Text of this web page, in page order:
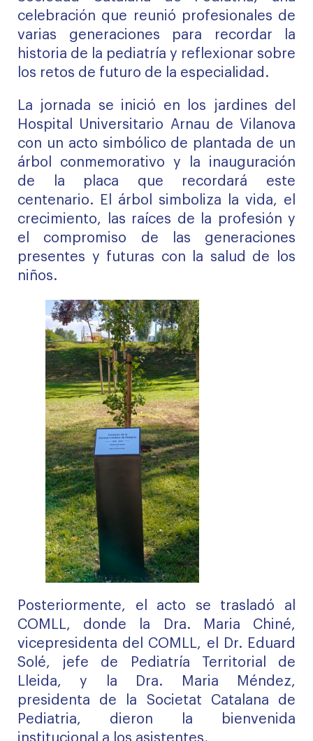
celebración que reunió profesionales de
varias generaciones para recordar la
historia de la pediatría y reflexionar sobre
los retos de futuro de la especialidad.
La jornada se inició en los jardines del
Hospital Universitario Arnau de Vilanova
con un acto simbólico de plantada de un
árbol conmemorativo y la inauguración
de la placa que recordará este
centenario. El árbol simboliza la vida, el
crecimiento, las raíces de la profesión y
el compromiso de las generaciones
presentes y futuras con la salud de los
niños.
Posteriormente, el acto se trasladó al
COMLL, donde la Dra. Maria Chiné,
vicepresidenta del COMLL, el Dr. Eduard
Solé, jefe de Pediatría Territorial de
Lleida, y la Dra. Maria Méndez,
presidenta de la Societat Catalana de
Pediatria, dieron la bienvenida
institucional a los asistentes.